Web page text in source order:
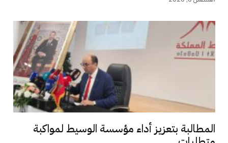
المطالبة بتعزيز أداء مؤسسة الوسيط لمواكبة